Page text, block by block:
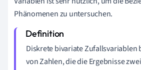
Phänomenen zu untersuchen.
Diskrete bivariate Zufallsvariablen
von Zahlen, die die Ergebnisse